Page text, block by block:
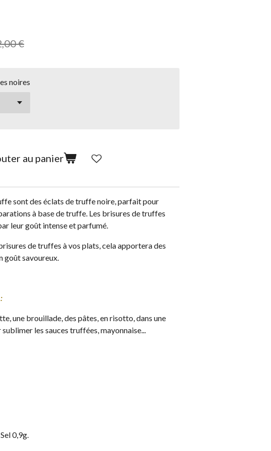
€
noires
au panier
sont des éclats de truffe noire, parfait pour
à base de truffe. Les brisures de truffes
leur goût intense et parfumé.
de truffes à vos plats, cela apportera des
goût savoureux.
une brouillade, des pâtes, en risotto, dans une
les sauces truffées, mayonnaise...
0,9g.